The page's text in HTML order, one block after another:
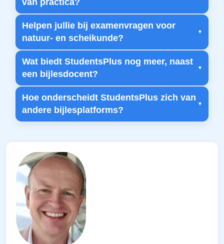
van practica?
Helpen jullie bij examenvragen voor
natuur- en scheikunde?
Wat biedt StudentsPlus nog meer, naast
een bijlesdocent?
Hoe onderscheidt StudentsPlus zich van
andere bijlesplatforms?